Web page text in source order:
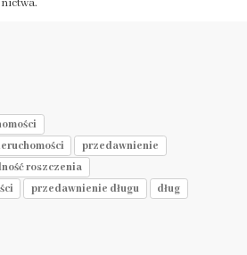
przedawnienie
roszczenia
przedawnienie długu dług